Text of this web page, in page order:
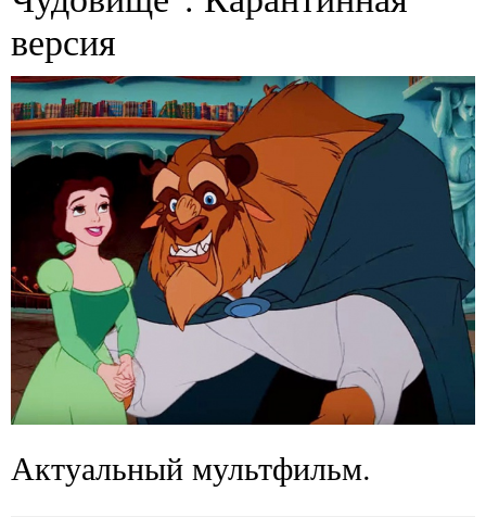
версия
Актуальный мультфильм.